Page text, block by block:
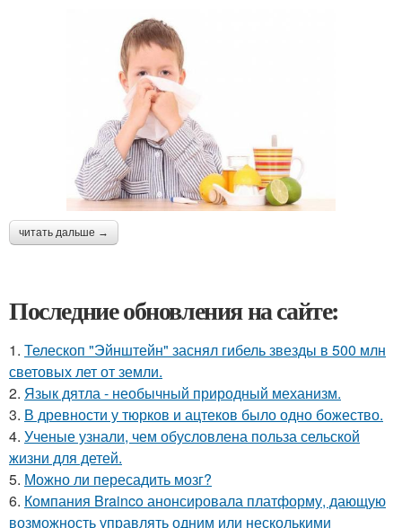
читать дальше →
Последние обновления на сайте:
1. Телескоп "Эйнштейн" заснял гибель звезды в 500 млн
световых лет от земли.
2. Язык дятла - необычный природный механизм.
3. В древности у тюрков и ацтеков было одно божество.
4. Ученые узнали, чем обусловлена польза сельской
жизни для детей.
5. Можно ли пересадить мозг?
6. Компания Brainco анонсировала платформу, дающую
возможность управлять одним или несколькими